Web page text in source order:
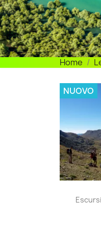
Home
NUOVO